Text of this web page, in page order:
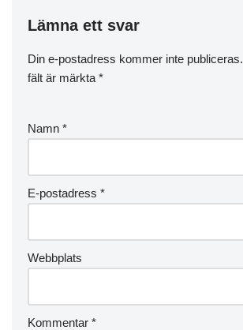
Lämna ett svar
Din e-postadress kommer inte publiceras.
fält är märkta *
Namn *
E-postadress *
Webbplats
Kommentar *